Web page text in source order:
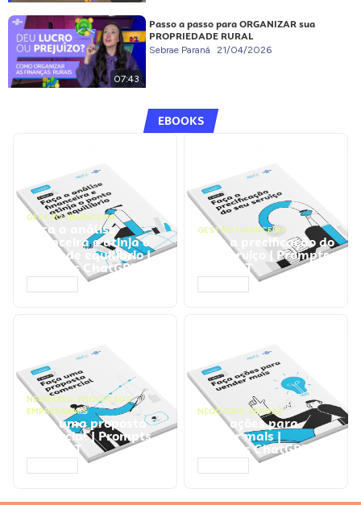
07:43
Passo a passo para ORGANIZAR sua
PROPRIEDADE RURAL
Sebrae Paraná 21/04/2026
EBOOKS
GESTÃO FINANCEIRA
Faça a análise
financeira e atinja o
ponto de equilíbrio |
Prompts ChatGPT
GESTÃO FINANCEIRA
Faça a precificação do
seu serviço | Prompts
ChatGPT
NEGÓCIOS, PROCESSOS
EMPRESARIAIS
Faça uma proposta
comercial | Prompts
ChatGPT
NEGÓCIOS, VENDAS
Faça ações para
vender mais |
Prompts ChatGPT